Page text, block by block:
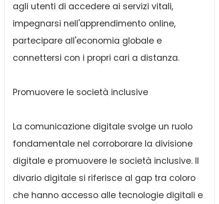
agli utenti di accedere ai servizi vitali,
impegnarsi nell'apprendimento online,
partecipare all'economia globale e
connettersi con i propri cari a distanza.
Promuovere le società inclusive
La comunicazione digitale svolge un ruolo
fondamentale nel corroborare la divisione
digitale e promuovere le società inclusive. Il
divario digitale si riferisce al gap tra coloro
che hanno accesso alle tecnologie digitali e